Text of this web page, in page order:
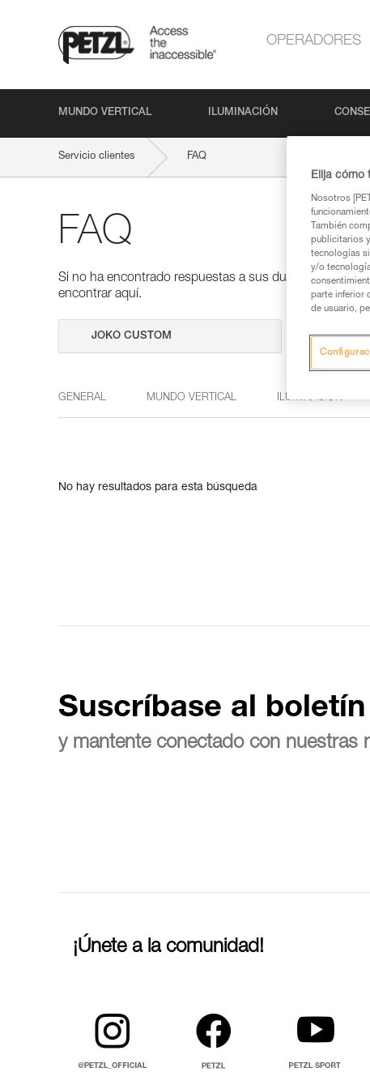
OPERADORES
MUNDO VERTICAL ILUMINACIÓN
Servicio clientes FAQ
FAQ
Si no ha encontrado respuestas a sus dudas en
encontrar aquí.
Realizar
GENERAL MUNDO VERTICAL ILUMINACIÓN
No hay resultados para esta búsqueda
Suscríbase al boletín
y mantente conectado con nuestras
¡Únete a la comunidad!
Elija cómo
Nosotros
También
publicitarios
tecnologías
y/o
parte inferior
de usuario,